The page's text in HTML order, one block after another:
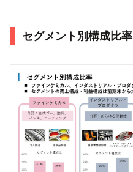
セグメント別構成比率